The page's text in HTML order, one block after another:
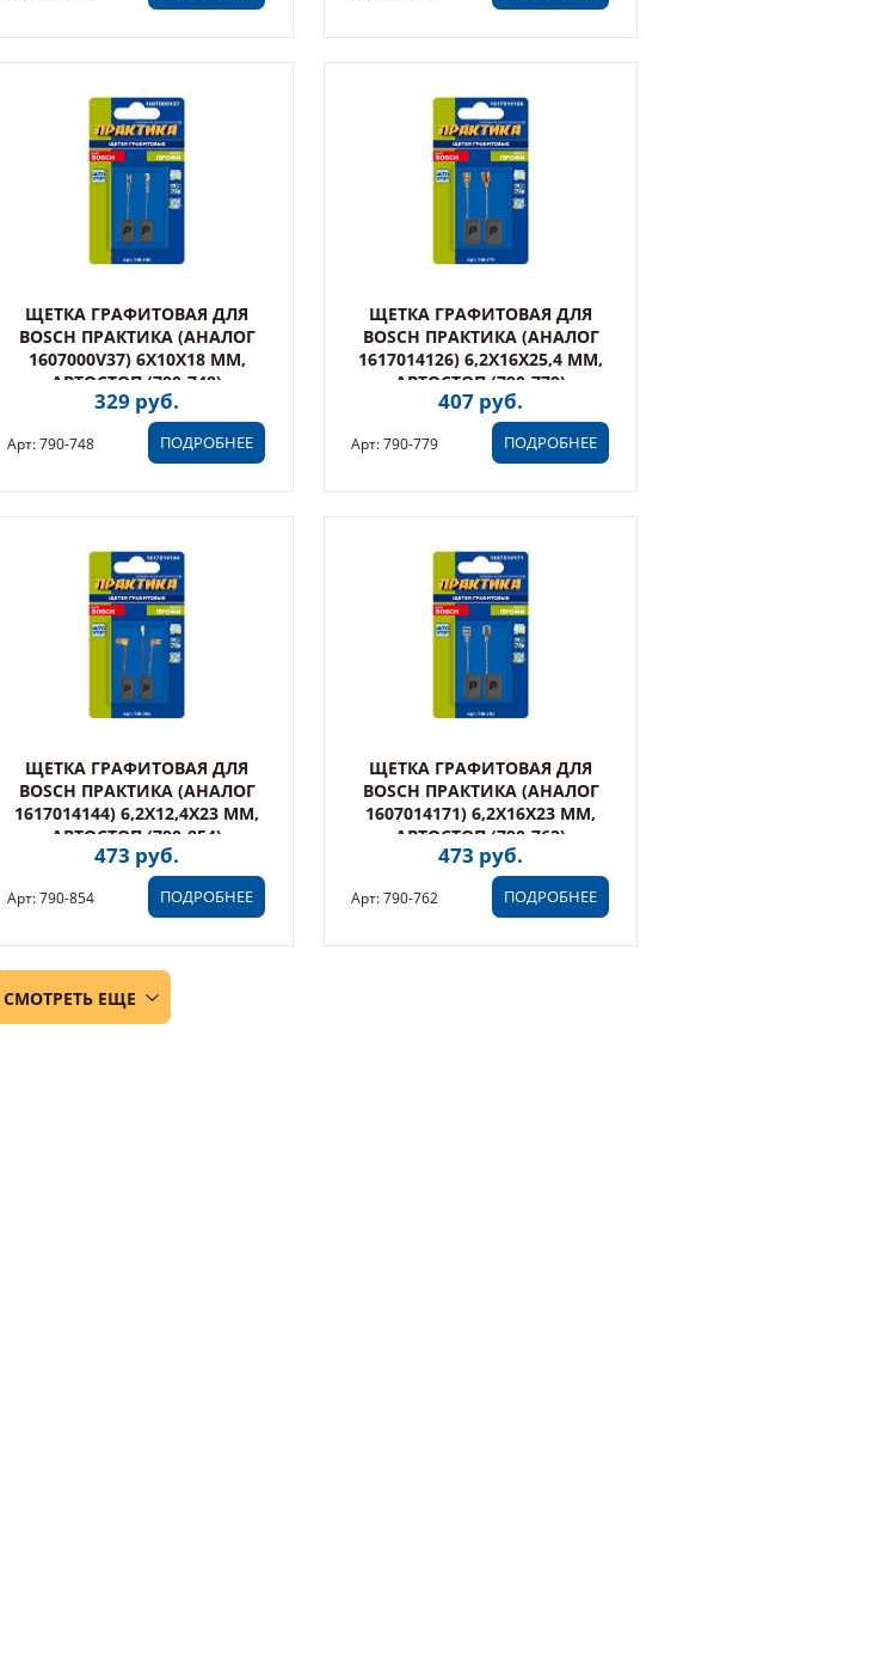
ЩЕТКА ГРАФИТОВАЯ ДЛЯ
BOSCH ПРАКТИКА (АНАЛОГ
1607000V37) 6X10X18 ММ,
АВТОСТОП (790-748)
329 руб.
ПОДРОБНЕЕ
Арт: 790-748
ЩЕТКА ГРАФИТОВАЯ ДЛЯ
BOSCH ПРАКТИКА (АНАЛОГ
1617014126) 6,2X16X25,4 ММ,
АВТОСТОП (790-779)
407 руб.
ПОДРОБНЕЕ
Арт: 790-779
ЩЕТКА ГРАФИТОВАЯ ДЛЯ
BOSCH ПРАКТИКА (АНАЛОГ
1617014144) 6,2X12,4X23 ММ,
АВТОСТОП (790-854)
473 руб.
ПОДРОБНЕЕ
Арт: 790-854
ЩЕТКА ГРАФИТОВАЯ ДЛЯ
BOSCH ПРАКТИКА (АНАЛОГ
1607014171) 6,2X16X23 ММ,
АВТОСТОП (790-762)
473 руб.
ПОДРОБНЕЕ
Арт: 790-762
СМОТРЕТЬ ЕЩЕ